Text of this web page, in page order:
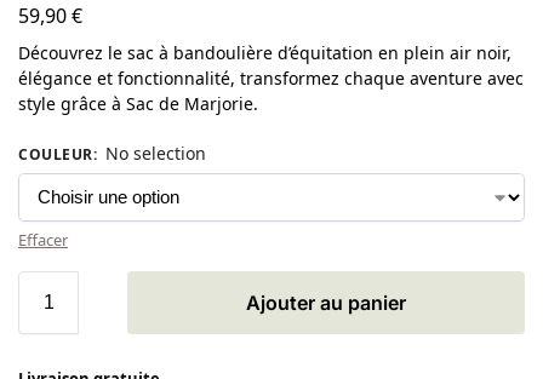
59,90€
Découvrez le sac à bandoulière d’équitation en plein air noir,
élégance et fonctionnalité, transformez chaque aventure avec
style grâce à Sac de Marjorie.
COULEUR: No selection
Effacer
Ajouter au panier